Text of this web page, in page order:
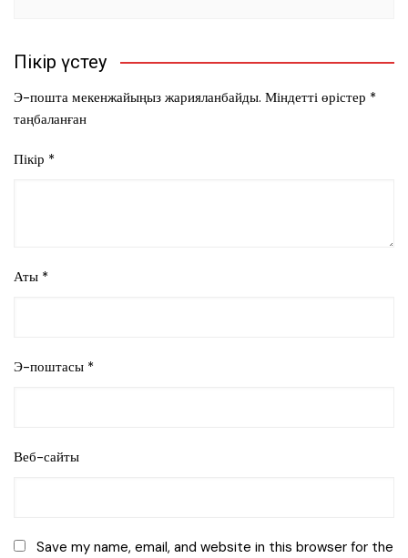
Пікір үстеу
Э-пошта мекенжайыңыз жарияланбайды. Міндетті өрістер *
таңбаланған
Пікір *
Аты *
Э-поштасы *
Веб-сайты
Save my name, email, and website in this browser for the